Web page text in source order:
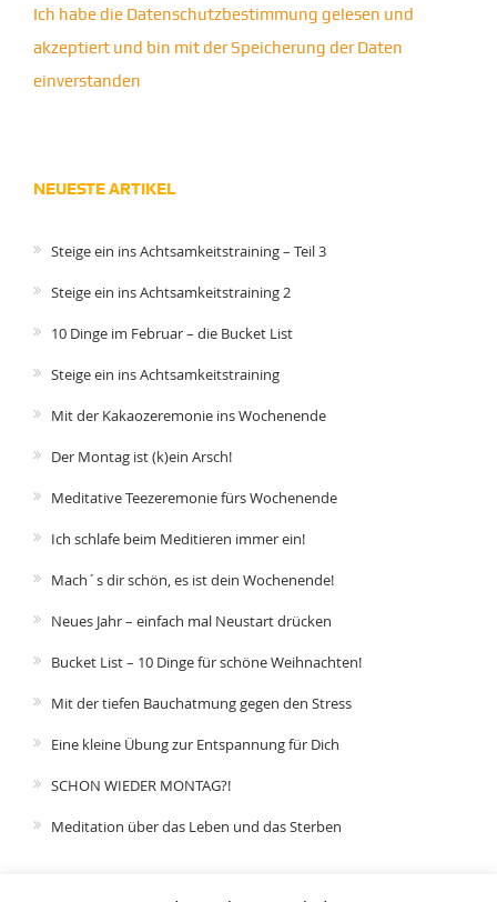
Ich habe die Datenschutzbestimmung gelesen und
akzeptiert und bin mit der Speicherung der Daten
einverstanden
NEUESTE ARTIKEL
Steige ein ins Achtsamkeitstraining – Teil 3
Steige ein ins Achtsamkeitstraining 2
10 Dinge im Februar – die Bucket List
Steige ein ins Achtsamkeitstraining
Mit der Kakaozeremonie ins Wochenende
Der Montag ist (k)ein Arsch!
Meditative Teezeremonie fürs Wochenende
Ich schlafe beim Meditieren immer ein!
Mach´s dir schön, es ist dein Wochenende!
Neues Jahr – einfach mal Neustart drücken
Bucket List – 10 Dinge für schöne Weihnachten!
Mit der tiefen Bauchatmung gegen den Stress
Eine kleine Übung zur Entspannung für Dich
SCHON WIEDER MONTAG?!
Meditation über das Leben und das Sterben